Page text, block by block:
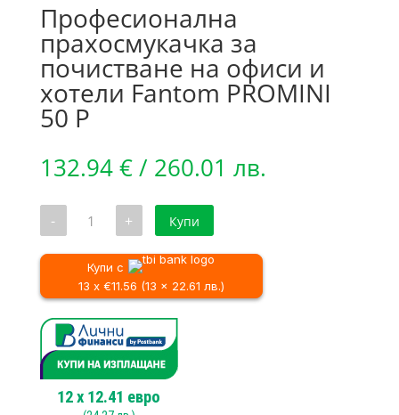
Професионална
прахосмукачка за
почистване на офиси и
хотели Fantom PROMINI
50 P
132.94€/ 260.01 лв.
- количество
Професионална
прахосмукачка
почистване
на
и
хотели
Fantom
PROMINI
50
P
+ Купи
Купи с
13 x €11.56 (13 x 22.61 лв.)
12x 12.41 евро